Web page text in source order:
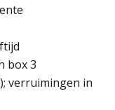
box 3
verruimingen in